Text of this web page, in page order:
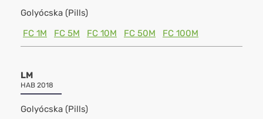
Golyócska (Pills)
FC 1M
FC 5M FC 10M FC 50M FC 100M
LM
HAB 2018
Golyócska (Pills)